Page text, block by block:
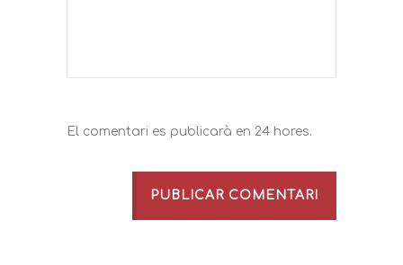
El comentari es publicarà en 24 hores.
PUBLICAR COMENTARI